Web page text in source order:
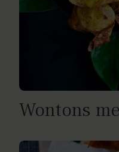
Wontons